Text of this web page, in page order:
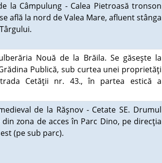
la Câmpulung - Calea Pietroasă tronson
află la nord de Valea Mare, afluent stânga
Nouă de la Brăila. Se găseşte la
Publică, sub curtea unei proprietăţi
Cetăţii nr. 43., în partea estică a
de la Răşnov - Cetate SE. Drumul
zona de acces în Parc Dino, pe direcţia
(pe sub parc).